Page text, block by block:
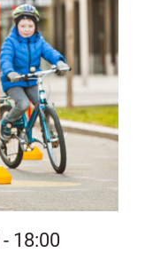
- 18:00